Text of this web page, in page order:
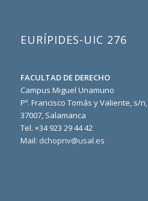
EURÍPIDES-UIC 276
FACULTAD DE DERECHO
Campus Miguel Unamuno
Pº. Francisco Tomás y Valiente, s/n,
37007, Salamanca
Tel. +34 923 29 44 42
Mail: dchopriv@usal.es